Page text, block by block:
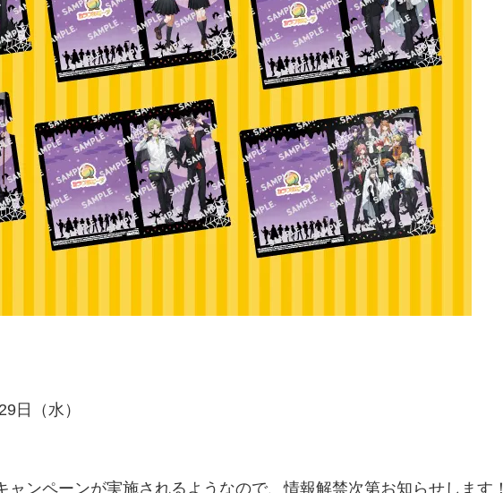
日（水）
ャンペーンが実施されるようなので、情報解禁次第お知らせします！